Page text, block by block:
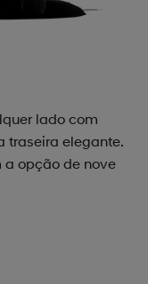
lado com
traseira elegante.
a opção de nove